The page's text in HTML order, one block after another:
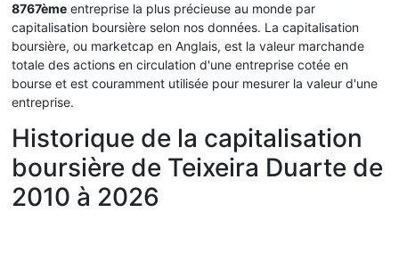
8767ème entreprise la plus précieuse au monde par
capitalisation boursière selon nos données. La capitalisation
boursière, ou marketcap en Anglais, est la valeur marchande
totale des actions en circulation d'une entreprise cotée en
bourse et est couramment utilisée pour mesurer la valeur d'une
entreprise.
Historique de la capitalisation
boursière de Teixeira Duarte de
2010 à 2026